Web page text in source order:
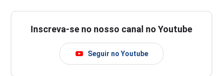
Inscreva-se no nosso canal no Youtube
Seguir no Youtube